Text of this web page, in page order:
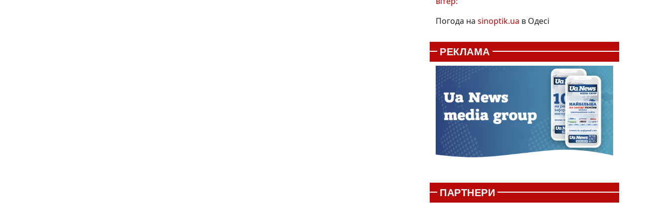
Погода на sinoptik.ua в Одесі
РЕКЛАМА
ПАРТНЕРИ